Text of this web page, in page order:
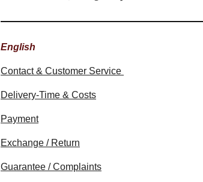
English
Contact & Customer Service
Delivery-Time & Costs
Payment
Exchange / Return
Guarantee / Complaints